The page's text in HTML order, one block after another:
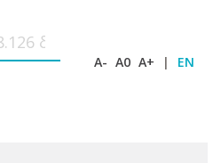
A- A0 A+ | EN